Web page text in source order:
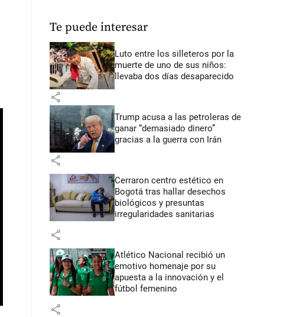
Te puede interesar
Luto entre los silleteros por la
muerte de uno de sus niños:
llevaba dos días desaparecido
share
Trump acusa a las petroleras de
ganar “demasiado dinero”
gracias a la guerra con Irán
share
Cerraron centro estético en
Bogotá tras hallar desechos
biológicos y presuntas
irregularidades sanitarias
share
Atlético Nacional recibió un
emotivo homenaje por su
apuesta a la innovación y el
fútbol femenino
share